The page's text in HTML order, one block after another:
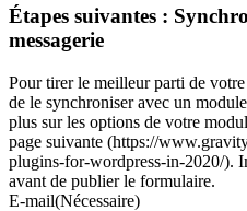
Étapes suivantes :
messagerie
Pour tirer le meilleur parti de
de le synchroniser avec un
plus sur les options de votre
page suivante (https://
plugins-for-wordpress-in-2020/).
avant de publier le formulaire.
E-mail(Nécessaire)